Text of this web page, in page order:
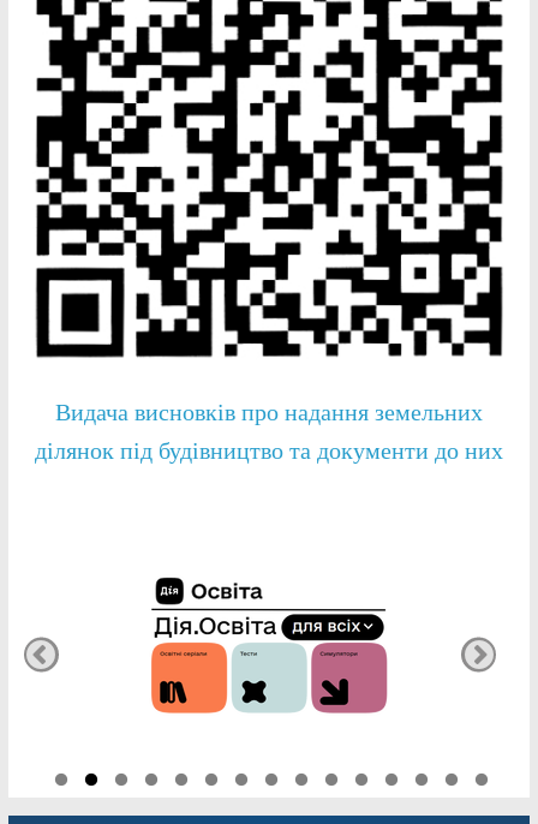
Видача висновків про надання земельних
ділянок під будівництво та документи до них